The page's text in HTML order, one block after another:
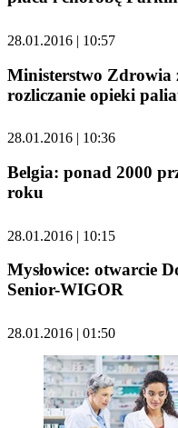
28.01.2016 | 10:57
Ministerstwo Zdrowia
rozliczanie opieki
28.01.2016 | 10:36
Belgia: ponad 2000
roku
28.01.2016 | 10:15
Mysłowice: otwarcie
Senior-WIGOR
28.01.2016 | 01:50